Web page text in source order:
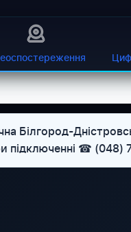
Білгород-
підключенні ☎ (048)